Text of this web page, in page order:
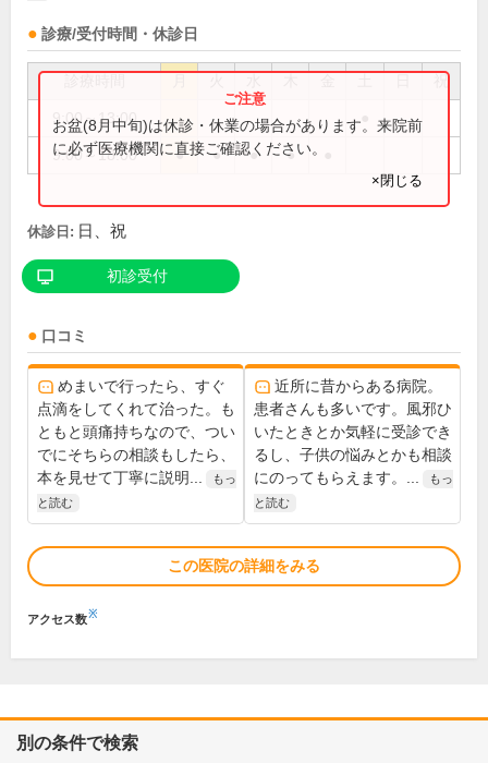
診療/受付時間・休診日
祝
9:00～13:00
9:00～18:00 ● ● ● ●
お盆(8月中旬)は休診・休業の場合があります。来院前
に必ず医療機関に直接ご確認ください。
×閉じる
休診日: 日、祝
初診受付
口コミ
めまいで行ったら、すぐ
点滴をしてくれて治った。も
ともと頭痛持ちなので、つい
でにそちらの相談もしたら、
本を見せて丁寧に説明...
もっ
と読む
近所に昔からある病院。
患者さんも多いです。風邪ひ
いたときとか気軽に受診でき
るし、子供の悩みとかも相談
にのってもらえます。...
もっ
と読む
この医院の詳細をみる
アクセス数※
別の条件で検索